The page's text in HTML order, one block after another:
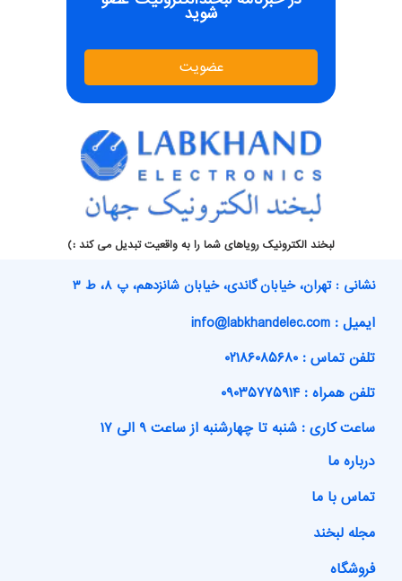
شوید
عضویت
لبخند الکترونیک رویاهای شما را به واقعیت تبدیل می کند :)
نشانی : تهران، خیابان گاندی، خیابان شانزدهم، پ ۸، ط ۳
ایمیل : info@labkhandelec.com
تلفن تماس : ۰۲۱۸۶۰۸۵۶۸۰
تلفن همراه : ۰۹۰۳۵۷۷۵۹۱۴
ساعت کاری : شنبه تا چهارشنبه از ساعت ۹ الی ۱۷
درباره ما
تماس با ما
مجله لبخند
فروشگاه